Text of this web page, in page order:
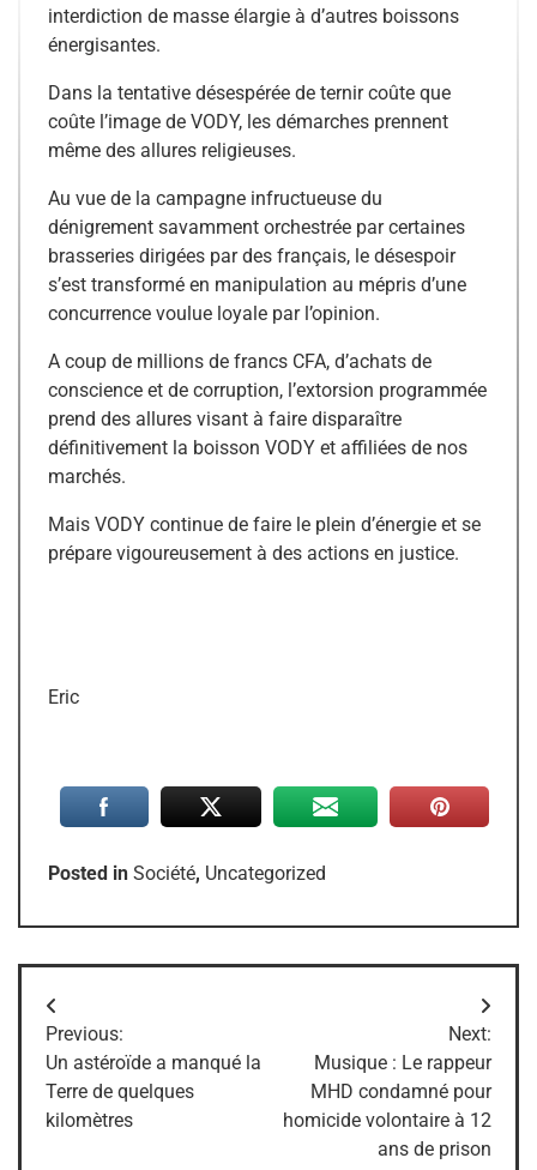
interdiction de masse élargie à d’autres boissons
énergisantes.
Dans la tentative désespérée de ternir coûte que
coûte l’image de VODY, les démarches prennent
même des allures religieuses.
Au vue de la campagne infructueuse du
dénigrement savamment orchestrée par certaines
brasseries dirigées par des français, le désespoir
s’est transformé en manipulation au mépris d’une
concurrence voulue loyale par l’opinion.
A coup de millions de francs CFA, d’achats de
conscience et de corruption, l’extorsion programmée
prend des allures visant à faire disparaître
définitivement la boisson VODY et affiliées de nos
marchés.
Mais VODY continue de faire le plein d’énergie et se
prépare vigoureusement à des actions en justice.
Eric
Posted in Société, Uncategorized
Navigation
de
l’article
Previous:
Un astéroïde a manqué la
Terre de quelques
kilomètres
Next:
Musique : Le rappeur
MHD condamné pour
homicide volontaire à 12
ans de prison